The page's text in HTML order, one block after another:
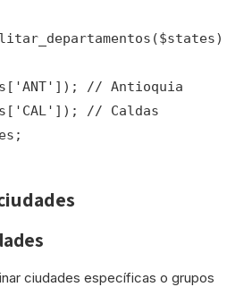
ciudades específicas o grupos